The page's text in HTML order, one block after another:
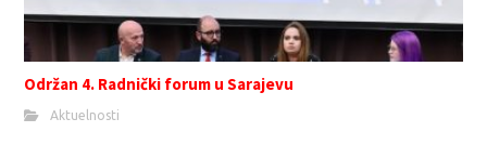
Održan 4. Radnički forum u Sarajevu
Aktuelnosti